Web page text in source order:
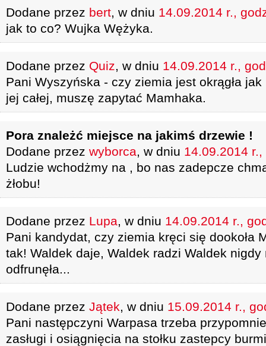
Dodane przez bert, w dniu 14.09.2014 r.,
jak to co? Wujka Wężyka.
Dodane przez Quiz, w dniu 14.09.2014 r.,
Pani Wyszyńska - czy ziemia jest okrągła jak
jej całej, muszę zapytać Mamhaka.
Pora znależć miejsce na jakimś drzewie !
Dodane przez wyborca, w dniu 14.09.2014
Ludzie wchodżmy na , bo nas zadepcze
żłobu!
Dodane przez Lupa, w dniu 14.09.2014 r.,
Pani kandydat, czy ziemia kręci się dookoła
tak! Waldek daje, Waldek radzi Waldek
odfrunęła...
Dodane przez Jątek, w dniu 15.09.2014 r.,
Pani następczyni Warpasa trzeba
zasługi i osiągnięcia na stołku zastepcy